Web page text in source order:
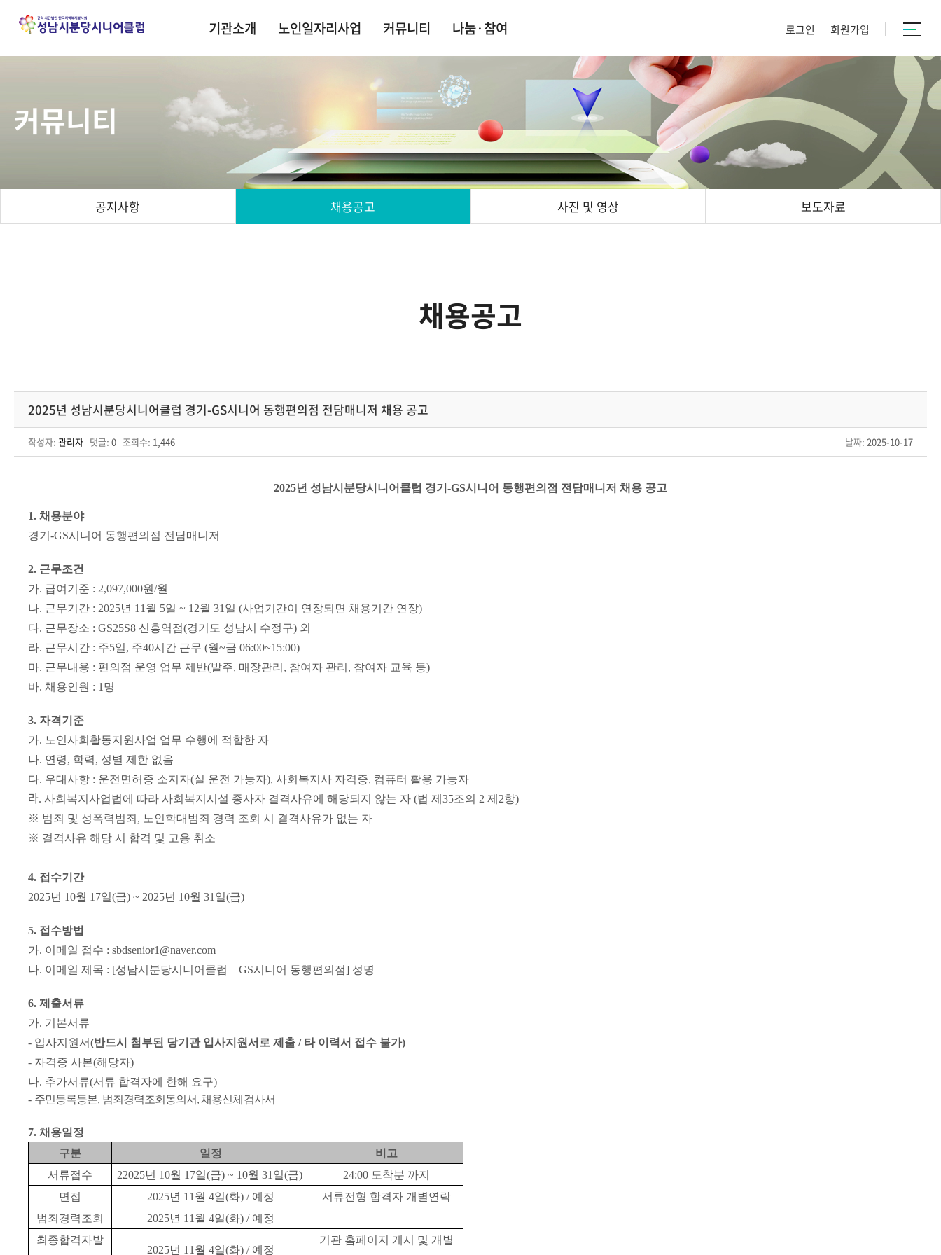
기관소개 노인일자리사업 커뮤니티 나눔·참여 로그인 회원가입
커뮤니티
공지사항 채용공고 사진 및 영상 보도자료
채용공고
2025년 성남시분당시니어클럽 경기-GS시니어 동행편의점 전담매니저 채용 공고
작성자: 관리자 댓글: 0 조회수: 1,446 날짜: 2025-10-17
2025년 성남시분당시니어클럽 경기 -GS시니어 동행편의점 전담매니저 채용 공고
1. 채용분야
경기 -GS시니어 동행편의점 전담매니저
2. 근무조건
가. 급여기준 : 2,097,000원/월
나. 근무기간 : 2025년 11 월 5일 ~ 12월 31 일 (사업기간이 연장되면 채용기간 연장)
다. 근무장소 : GS25S8 신흥역점(경기도 성남시 수정구) 외
라. 근무시간 : 주5일, 주40시간 근무 (월~금 06:00~15:00)
마. 근무내용 : 편의점 운영 업무 제반(발주, 매장관리 , 참여자 관리 , 참여자 교육 등)
바. 채용인원 : 1 명
3. 자격기준
가. 노인사회활동지원사업 업무 수행에 적합한 자
나. 연령, 학력, 성별 제한 없음
다. 우대사항 : 운전면허증 소지자(실 운전 가능자), 사회복지사 자격증, 컴퓨터 활용 가능자
라. 사회복지사업법에 따라 사회복지시설 종사자 결격사유에 해당되지 않는 자 (법 제 35조의 2 제 2항)
※ 범죄 및 성폭력범죄 , 노인학대범죄 경력 조회 시 결격사유가 없는 자
※ 결격사유 해당 시 합격 및 고용 취소
4. 접수기간
2025년 10월 17일(금) ~ 2025년 10월 31 일(금)
5. 접수방법
가. 이메일 접수 : sbdsenior1@naver.com
나. 이메일 제목 : [성남시분당시니어클럽 – GS시니어 동행편의점] 성명
6. 제출서류
가. 기본서류
- 입사지원서(반드시 첨부된 당기관 입사지원서로 제출 / 타 이력서 접수 불가)
- 자격증 사본(해당자)
나. 추가서류(서류 합격자에 한해 요구)
- 주민등록등본, 범죄경력조회동의서, 채용신체검사서
7. 채용일정
구분
일정
비고
서류접수
22025년 10월 17일(금) ~ 10월 31 일(금) 24:00 도착분 까지
면접
2025년 11 월 4일(화) / 예정
서류전형 합격자 개별연락
범죄경력조회
2025년 11 월 4일(화) / 예정
최종합격자발
2025년 11 월 4일(화) / 예정
기관 홈페이지 게시 및 개별